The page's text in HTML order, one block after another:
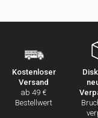
Kostenloser
Versand
ab 49 €
Bestellwert